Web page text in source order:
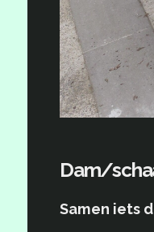
Dam/
Samen iets